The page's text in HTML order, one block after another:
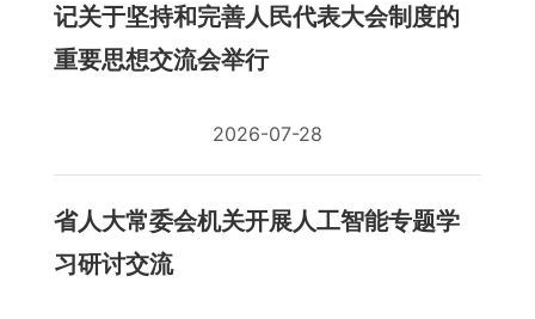
记关于坚持和完善人民代表大会制度的
重要思想交流会举行
2026-07-28
省人大常委会机关开展人工智能专题学
习研讨交流